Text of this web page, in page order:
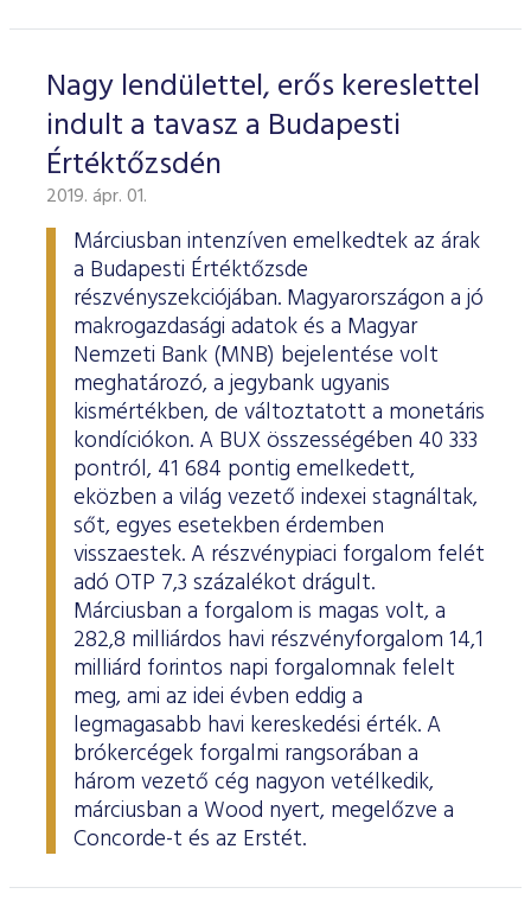
Nagy lendülettel, erős kereslettel
indult a tavasz a Budapesti
Értéktőzsdén
2019. ápr. 01.
Márciusban intenzíven emelkedtek az árak
a Budapesti Értéktőzsde
részvényszekciójában. Magyarországon a jó
makrogazdasági adatok és a Magyar
Nemzeti Bank (MNB) bejelentése volt
meghatározó, a jegybank ugyanis
kismértékben, de változtatott a monetáris
kondíciókon. A BUX összességében 40 333
pontról, 41 684 pontig emelkedett,
eközben a világ vezető indexei stagnáltak,
sőt, egyes esetekben érdemben
visszaestek. A részvénypiaci forgalom felét
adó OTP 7,3 százalékot drágult.
Márciusban a forgalom is magas volt, a
282,8 milliárdos havi részvényforgalom 14,1
milliárd forintos napi forgalomnak felelt
meg, ami az idei évben eddig a
legmagasabb havi kereskedési érték. A
brókercégek forgalmi rangsorában a
három vezető cég nagyon vetélkedik,
márciusban a Wood nyert, megelőzve a
Concorde-t és az Erstét.